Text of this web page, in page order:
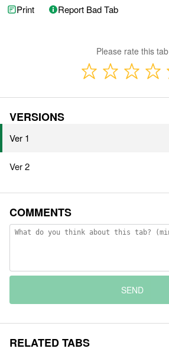
Print Report Bad Tab
Please rate this tab
VERSIONS
Ver 1
Ver 2
COMMENTS
SEND
RELATED TABS